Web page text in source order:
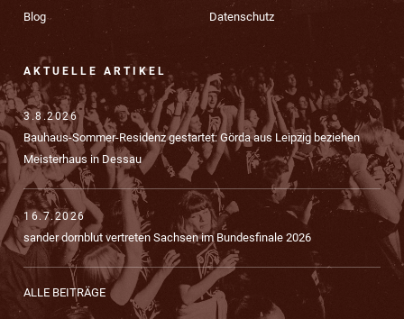
Blog Datenschutz
AKTUELLE ARTIKEL
3.8.2026
Bauhaus-Sommer-Residenz gestartet: Görda aus Leipzig beziehen
Meisterhaus in Dessau
16.7.2026
sander dornblut vertreten Sachsen im Bundesfinale 2026
ALLE BEITRÄGE